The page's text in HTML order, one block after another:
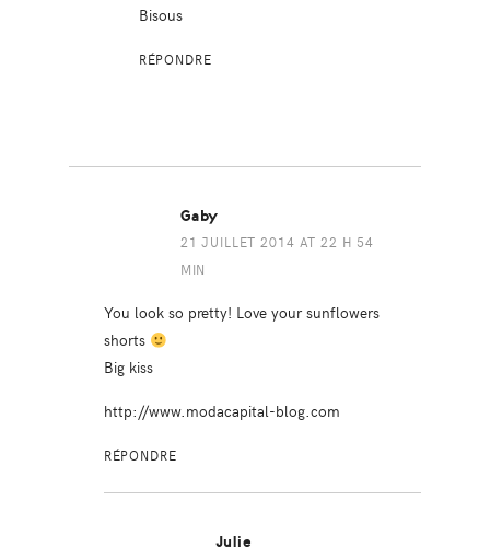
Bisous
RÉPONDRE
Gaby
21 JUILLET 2014 AT 22 H 54
MIN
You look so pretty! Love your sunflowers
shorts
Big kiss
http://www.modacapital-blog.com
RÉPONDRE
Julie